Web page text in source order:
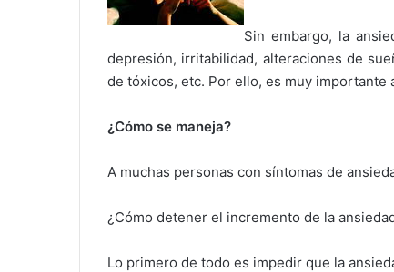
Sin embargo, la
depresión, irritabilidad, alteraciones de
de tóxicos, etc. Por ello, es muy importante
¿Cómo se maneja?
A muchas personas con síntomas de
¿Cómo detener el incremento de la
Lo primero de todo es impedir que la